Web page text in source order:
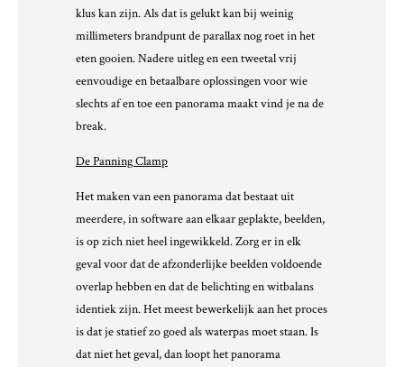
klus kan zijn. Als dat is gelukt kan bij weinig
millimeters brandpunt de parallax nog roet in het
eten gooien. Nadere uitleg en een tweetal vrij
eenvoudige en betaalbare oplossingen voor wie
slechts af en toe een panorama maakt vind je na de
break.
De Panning Clamp
Het maken van een panorama dat bestaat uit
meerdere, in software aan elkaar geplakte, beelden,
is op zich niet heel ingewikkeld. Zorg er in elk
geval voor dat de afzonderlijke beelden voldoende
overlap hebben en dat de belichting en witbalans
identiek zijn. Het meest bewerkelijk aan het proces
is dat je statief zo goed als waterpas moet staan. Is
dat niet het geval, dan loopt het panorama